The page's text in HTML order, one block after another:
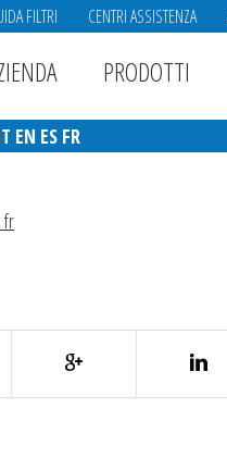
FILTRI CENTRI ASSISTENZA
PRODOTTI
EN ES FR
fr